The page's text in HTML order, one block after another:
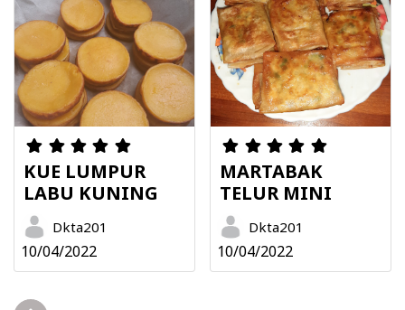
KUE LUMPUR
LABU KUNING
Dkta201
10/04/2022
MARTABAK
TELUR MINI
Dkta201
10/04/2022